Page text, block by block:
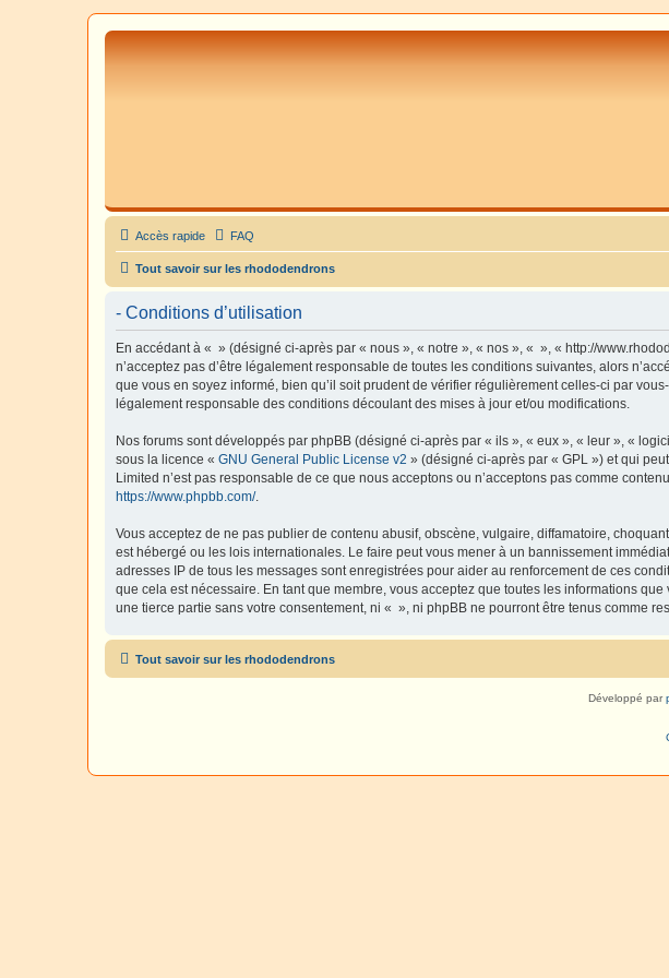
Accès rapide FAQ
Tout savoir sur les rhododendrons
- Conditions d’utilisation
En accédant à « » (désigné ci-après par « nous », « notre », « nos », « », « http://
n’acceptez pas d’être légalement responsable de toutes les conditions suivantes, alors
que vous en soyez informé, bien qu’il soit prudent de vérifier régulièrement celles-ci par
légalement responsable des conditions découlant des mises à jour et/ou modifications.
Nos forums sont développés par phpBB (désigné ci-après par « ils », « eux », « leur », «
sous la licence « GNU General Public License v2 » (désigné ci-après par « GPL ») et qui
Limited n’est pas responsable de ce que nous acceptons ou n’acceptons pas comme
https://www.phpbb.com/.
Vous acceptez de ne pas publier de contenu abusif, obscène, vulgaire, diffamatoire,
est hébergé ou les lois internationales. Le faire peut vous mener à un bannissement
adresses IP de tous les messages sont enregistrées pour aider au renforcement de ces
que cela est nécessaire. En tant que membre, vous acceptez que toutes les informations
une tierce partie sans votre consentement, ni « », ni phpBB ne pourront être tenus comme
Tout savoir sur les rhododendrons
Développé par